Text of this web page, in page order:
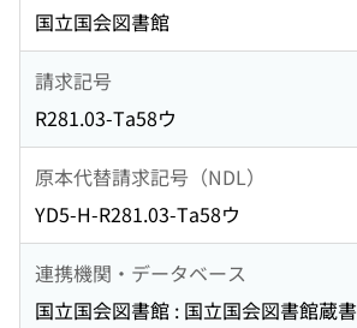
国立国会図書館
請求記号
R281.03-Ta58ウ
原本代替請求記号（NDL）
YD5-H-R281.03-Ta58ウ
連携機関・データベース
国立国会図書館 : 国立国会図書館蔵書